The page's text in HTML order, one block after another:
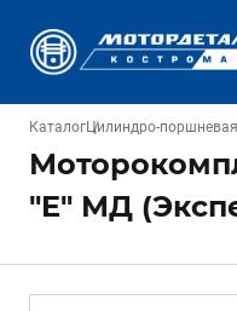
КаталогЦилиндро-поршневая
"E" МД